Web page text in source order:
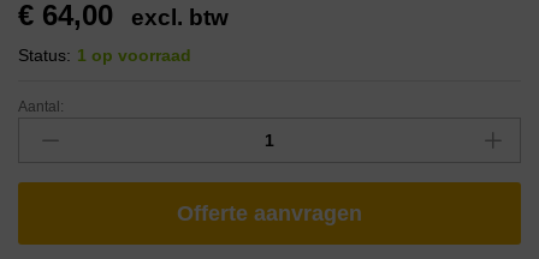
€ 64,00 excl. btw
Status: 1 op voorraad
Aantal:
Offerte aanvragen